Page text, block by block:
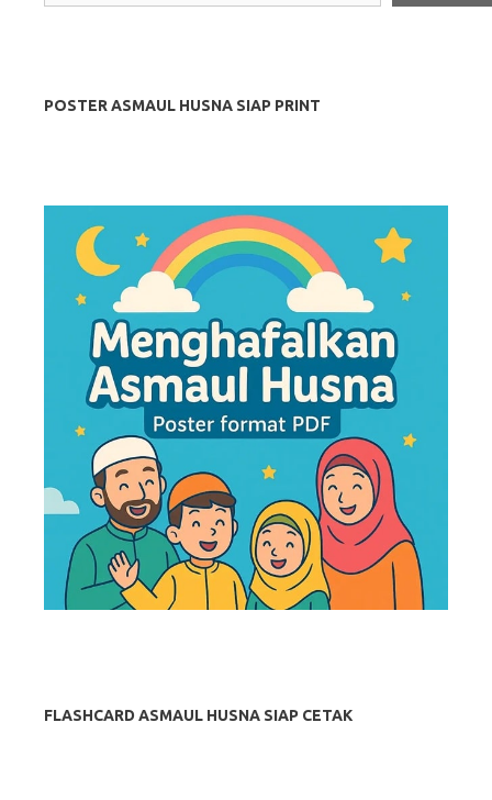
POSTER ASMAUL HUSNA SIAP PRINT
FLASHCARD ASMAUL HUSNA SIAP CETAK